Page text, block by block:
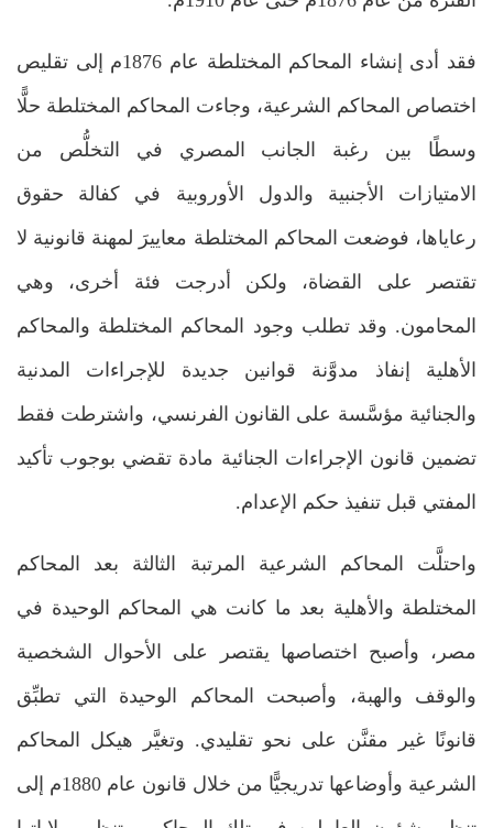
فقد أدى إنشاء المحاكم المختلطة عام 1876م إلى تقليص
اختصاص المحاكم الشرعية، وجاءت المحاكم المختلطة حلًّا
وسطًا بين رغبة الجانب المصري في التخلُّص من
الامتيازات الأجنبية والدول الأوروبية في كفالة حقوق
رعاياها، فوضعت المحاكم المختلطة معاييرَ لمهنة قانونية لا
تقتصر على القضاة، ولكن أدرجت فئة أخرى، وهي
المحامون. وقد تطلب وجود المحاكم المختلطة والمحاكم
الأهلية إنفاذ مدوَّنة قوانين جديدة للإجراءات المدنية
والجنائية مؤسَّسة على القانون الفرنسي، واشترطت فقط
تضمين قانون الإجراءات الجنائية مادة تقضي بوجوب تأكيد
المفتي قبل تنفيذ حكم الإعدام.
واحتلَّت المحاكم الشرعية المرتبة الثالثة بعد المحاكم
المختلطة والأهلية بعد ما كانت هي المحاكم الوحيدة في
مصر، وأصبح اختصاصها يقتصر على الأحوال الشخصية
والوقف والهبة، وأصبحت المحاكم الوحيدة التي تطبِّق
قانونًا غير مقنَّن على نحو تقليدي. وتغيَّر هيكل المحاكم
الشرعية وأوضاعها تدريجيًّا من خلال قانون عام 1880م إلى